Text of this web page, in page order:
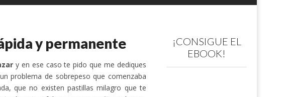
y permanente
y en ese caso te pido que me dediques
problema de sobrepeso que comenzaba
que no existen pastillas milagro que te
¡CONSIGUE EL
EBOOK!